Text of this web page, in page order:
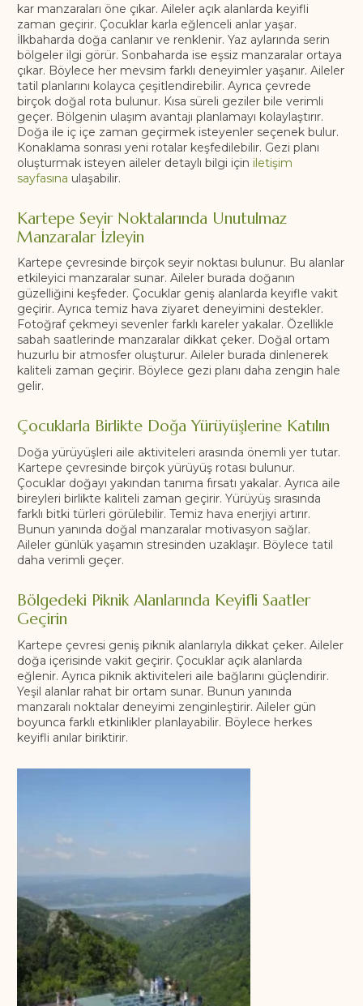
kar manzaraları öne çıkar. Aileler açık alanlarda keyifli
zaman geçirir. Çocuklar karla eğlenceli anlar yaşar.
İlkbaharda doğa canlanır ve renklenir. Yaz aylarında serin
bölgeler ilgi görür. Sonbaharda ise eşsiz manzaralar ortaya
çıkar. Böylece her mevsim farklı deneyimler yaşanır. Aileler
tatil planlarını kolayca çeşitlendirebilir. Ayrıca çevrede
birçok doğal rota bulunur. Kısa süreli geziler bile verimli
geçer. Bölgenin ulaşım avantajı planlamayı kolaylaştırır.
Doğa ile iç içe zaman geçirmek isteyenler seçenek bulur.
Konaklama sonrası yeni rotalar keşfedilebilir. Gezi planı
oluşturmak isteyen aileler detaylı bilgi için iletişim
sayfasına ulaşabilir.
Kartepe Seyir Noktalarında Unutulmaz
Manzaralar İzleyin
Kartepe çevresinde birçok seyir noktası bulunur. Bu alanlar
etkileyici manzaralar sunar. Aileler burada doğanın
güzelliğini keşfeder. Çocuklar geniş alanlarda keyifle vakit
geçirir. Ayrıca temiz hava ziyaret deneyimini destekler.
Fotoğraf çekmeyi sevenler farklı kareler yakalar. Özellikle
sabah saatlerinde manzaralar dikkat çeker. Doğal ortam
huzurlu bir atmosfer oluşturur. Aileler burada dinlenerek
kaliteli zaman geçirir. Böylece gezi planı daha zengin hale
gelir.
Çocuklarla Birlikte Doğa Yürüyüşlerine Katılın
Doğa yürüyüşleri aile aktiviteleri arasında önemli yer tutar.
Kartepe çevresinde birçok yürüyüş rotası bulunur.
Çocuklar doğayı yakından tanıma fırsatı yakalar. Ayrıca aile
bireyleri birlikte kaliteli zaman geçirir. Yürüyüş sırasında
farklı bitki türleri görülebilir. Temiz hava enerjiyi artırır.
Bunun yanında doğal manzaralar motivasyon sağlar.
Aileler günlük yaşamın stresinden uzaklaşır. Böylece tatil
daha verimli geçer.
Bölgedeki Piknik Alanlarında Keyifli Saatler
Geçirin
Kartepe çevresi geniş piknik alanlarıyla dikkat çeker. Aileler
doğa içerisinde vakit geçirir. Çocuklar açık alanlarda
eğlenir. Ayrıca piknik aktiviteleri aile bağlarını güçlendirir.
Yeşil alanlar rahat bir ortam sunar. Bunun yanında
manzaralı noktalar deneyimi zenginleştirir. Aileler gün
boyunca farklı etkinlikler planlayabilir. Böylece herkes
keyifli anılar biriktirir.